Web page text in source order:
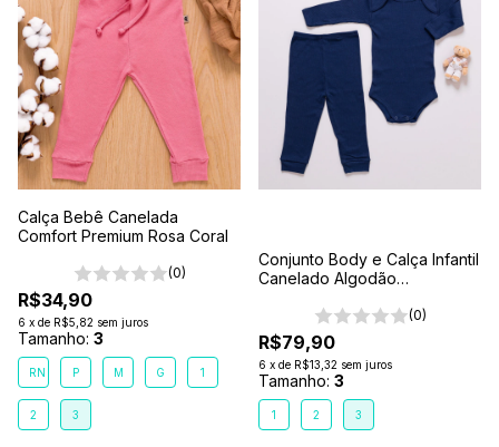
Calça Bebê Canelada
Comfort Premium Rosa Coral
(0)
R$34,90
6 x de R$5,82 sem juros
Tamanho: 3
RN P M G 1
2 3
Conjunto Body e Calça Infantil
Canelado Algodão
Marinho
(0)
R$79,90
6 x de R$13,32 sem juros
Tamanho: 3
1 2 3